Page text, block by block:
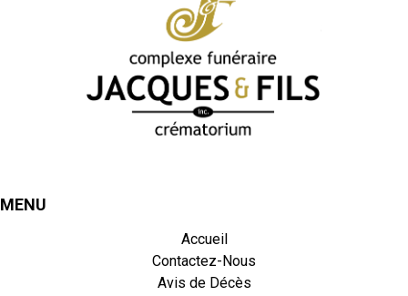
MENU
Accueil
Contactez-Nous
Avis de Décès